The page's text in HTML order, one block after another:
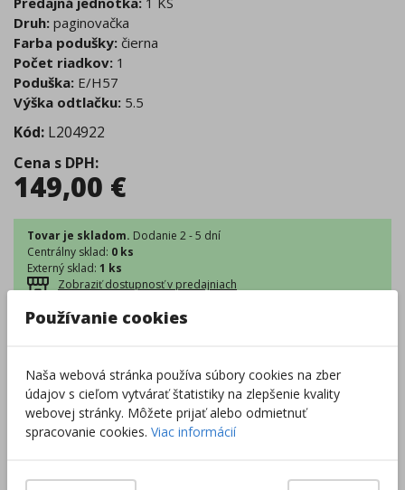
Druh: paginovačka
Farba podušky: čierna
Počet riadkov: 1
Poduška: E/H57
Výška odtlačku: 5.5
Kód: L204922
Cena s DPH:
149,00 €
Tovar je skladom. Dodanie 2 - 5 dní
Centrálny sklad: 0 ks
Externý sklad: 1 ks
Zobraziť dostupnosť v predajniach
Do košíka
dopravu zadarmo.
Používanie cookies
Naša webová stránka používa súbory cookies na zber
údajov s cieľom vytvárať štatistiky na zlepšenie kvality
webovej stránky. Môžete prijať alebo odmietnuť
spracovanie cookies. Viac informácií